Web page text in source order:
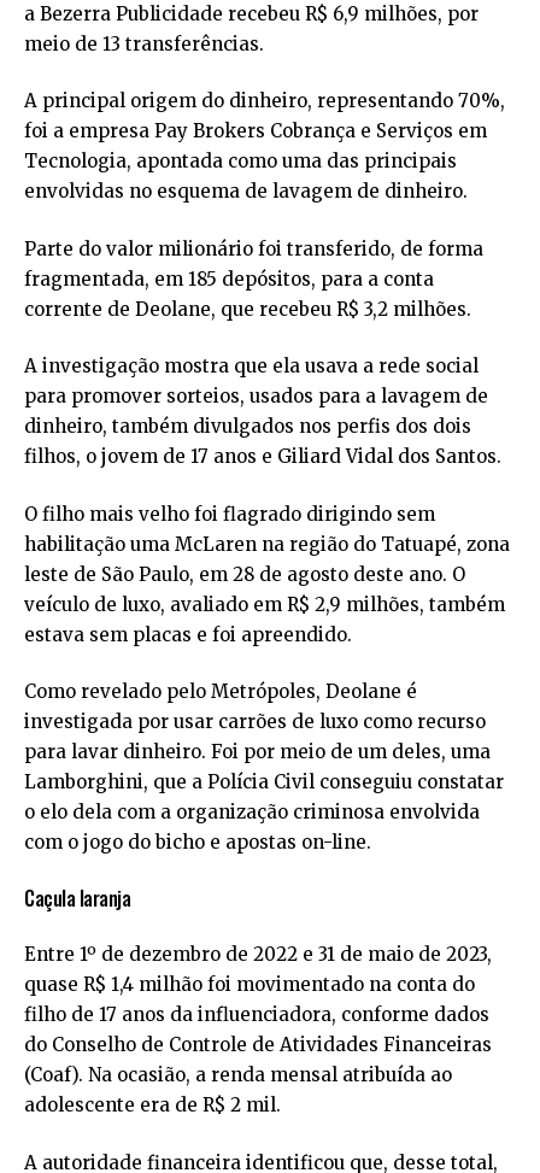
a Bezerra Publicidade recebeu R$ 6,9 milhões, por
meio de 13 transferências.
A principal origem do dinheiro, representando 70%,
foi a empresa Pay Brokers Cobrança e Serviços em
Tecnologia, apontada como uma das principais
envolvidas no esquema de lavagem de dinheiro.
Parte do valor milionário foi transferido, de forma
fragmentada, em 185 depósitos, para a conta
corrente de Deolane, que recebeu R$ 3,2 milhões.
A investigação mostra que ela usava a rede social
para promover sorteios, usados para a lavagem de
dinheiro, também divulgados nos perfis dos dois
filhos, o jovem de 17 anos e Giliard Vidal dos Santos.
O filho mais velho foi flagrado dirigindo sem
habilitação uma McLaren na região do Tatuapé, zona
leste de São Paulo, em 28 de agosto deste ano. O
veículo de luxo, avaliado em R$ 2,9 milhões, também
estava sem placas e foi apreendido.
Como revelado pelo Metrópoles, Deolane é
investigada por usar carrões de luxo como recurso
para lavar dinheiro. Foi por meio de um deles, uma
Lamborghini, que a Polícia Civil conseguiu constatar
o elo dela com a organização criminosa envolvida
com o jogo do bicho e apostas on-line.
Caçula laranja
Entre 1º de dezembro de 2022 e 31 de maio de 2023,
quase R$ 1,4 milhão foi movimentado na conta do
filho de 17 anos da influenciadora, conforme dados
do Conselho de Controle de Atividades Financeiras
(Coaf). Na ocasião, a renda mensal atribuída ao
adolescente era de R$ 2 mil.
A autoridade financeira identificou que, desse total,